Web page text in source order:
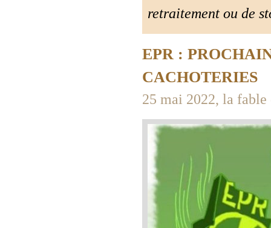
retraitement ou de
EPR :
CACHOTERIES
25 mai 2022, la